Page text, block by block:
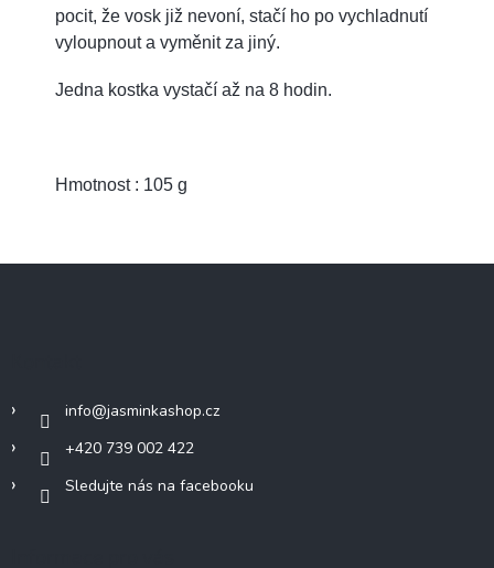
pocit, že vosk již nevoní, stačí ho po vychladnutí
vyloupnout a vyměnit za jiný.
Jedna kostka vystačí až na 8 hodin.
Hmotnost : 105 g
info@jasminkashop.cz
+420 739 002 422
Sledujte nás na facebooku